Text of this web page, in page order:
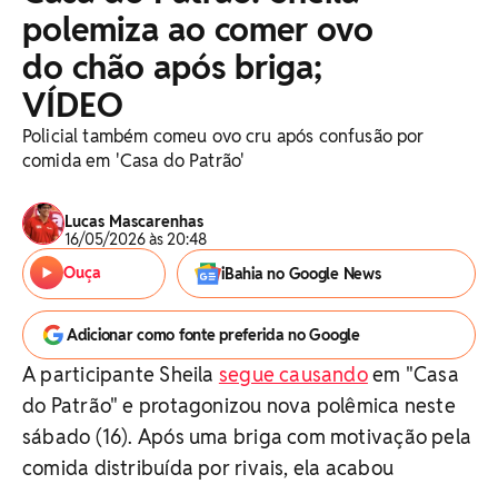
polemiza ao comer ovo
do chão após briga;
VÍDEO
Policial também comeu ovo cru após confusão por
comida em 'Casa do Patrão'
Lucas Mascarenhas
16/05/2026 às 20:48
Ouça
iBahia no Google News
Adicionar como fonte preferida no Google
A participante Sheila segue causandoem "Casa
do Patrão" e protagonizou nova polêmica neste
sábado (16). Após uma briga com motivação pela
comida distribuída por rivais, ela acabou